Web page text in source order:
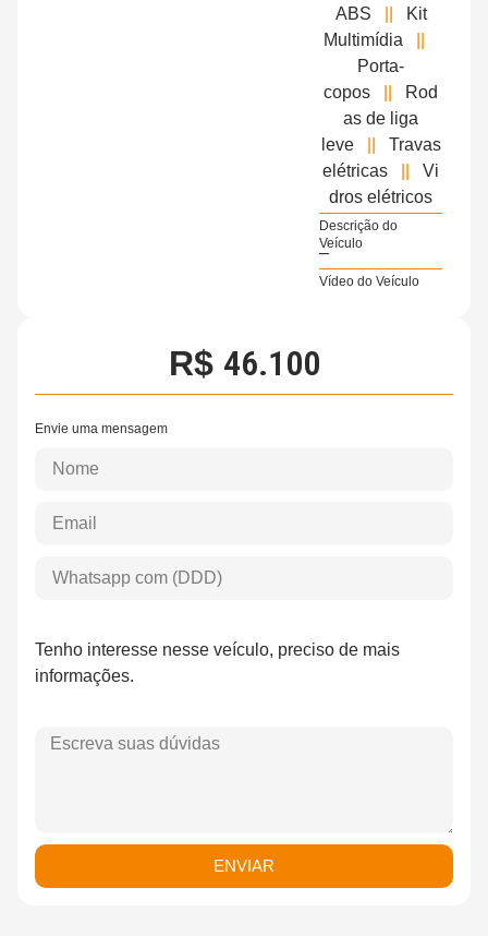
ABS
Kit
Multimídia
Porta-
copos
Rod
as de liga
leve
Travas
elétricas
Vi
dros elétricos
Descrição do
Veículo
–
Vídeo do Veículo
R$ 46.100
Envie uma mensagem
Tenho interesse nesse veículo, preciso de mais
informações.
ENVIAR